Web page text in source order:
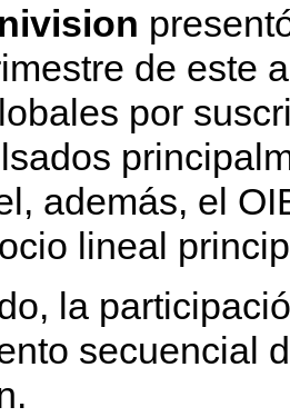
de este
por
además, el
lineal
la
secuencial